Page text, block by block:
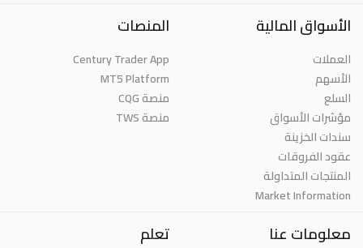
الأسواق المالية
العملات
الأسهم
السلع
مؤشرات الأسواق
سندات الخزينة
عقود الفروقات
المنتجات المتداولة
Market Information
المنصات
Century Trader App
MT5 Platform
منصة CQG
منصة TWS
معلومات عنا تعلم